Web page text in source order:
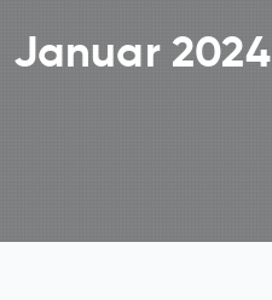
Januar 2024